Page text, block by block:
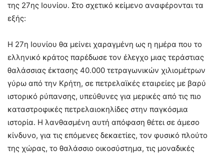
της 27ης Ιουνίου. Στο σχετικό κείμενο αναφέρονται τα
εξής:
Η 27η Ιουνίου θα μείνει χαραγμένη ως η ημέρα που το
ελληνικό κράτος παρέδωσε τον έλεγχο μιας τεράστιας
θαλάσσιας έκτασης 40.000 τετραγωνικών χιλιομέτρων
γύρω από την Κρήτη, σε πετρελαϊκές εταιρείες με βαρύ
ιστορικό ρύπανσης, υπεύθυνες για μερικές από τις πιο
καταστροφικές πετρελαιοκηλίδες στην παγκόσμια
ιστορία. Η λανθασμένη αυτή απόφαση θέτει σε άμεσο
κίνδυνο, για τις επόμενες δεκαετίες, τον φυσικό πλούτο
της χώρας, το θαλάσσιο οικοσύστημα, τις μοναδικές